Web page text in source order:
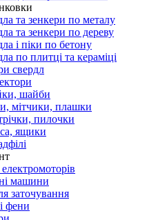
та зенкери по металу
та зенкери по дереву
і піки по бетону
по плитці та кераміці
свердл
шайби
мітчики, плашки
пилочки
ящики
машини
заточування
фени